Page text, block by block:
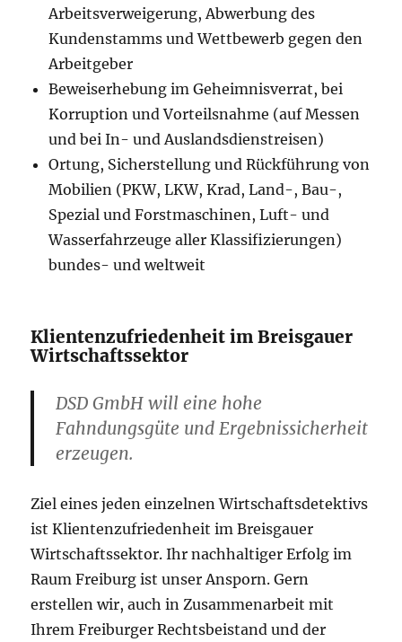
Arbeitsverweigerung, Abwerbung des
Kundenstamms und Wettbewerb gegen den
Arbeitgeber
Beweiserhebung im Geheimnisverrat, bei
Korruption und Vorteilsnahme (auf Messen
und bei In- und Auslandsdienstreisen)
Ortung, Sicherstellung und Rückführung von
Mobilien (PKW, LKW, Krad, Land-, Bau-,
Spezial und Forstmaschinen, Luft- und
Wasserfahrzeuge aller Klassifizierungen)
bundes- und weltweit
Klientenzufriedenheit im Breisgauer
Wirtschaftssektor
DSD GmbH will eine hohe
Fahndungsgüte und Ergebnissicherheit
erzeugen.
Ziel eines jeden einzelnen Wirtschaftsdetektivs
ist Klientenzufriedenheit im Breisgauer
Wirtschaftssektor. Ihr nachhaltiger Erfolg im
Raum Freiburg ist unser Ansporn. Gern
erstellen wir, auch in Zusammenarbeit mit
Ihrem Freiburger Rechtsbeistand und der